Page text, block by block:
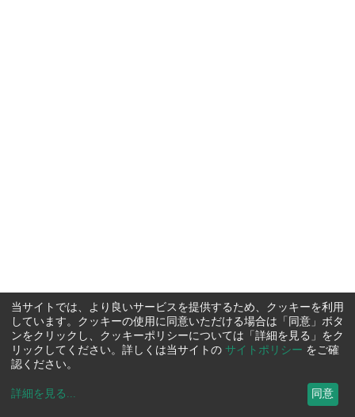
当サイトでは、より良いサービスを提供するため、クッキーを利用
しています。クッキーの使用に同意いただける場合は「同意」ボタ
ンをクリックし、クッキーポリシーについては「詳細を見る」をク
リックしてください。詳しくは当サイトの サイトポリシー をご確
認ください。
詳細を見る ... 同意